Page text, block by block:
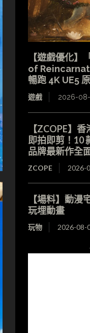
【遊戲優化
of
暢跑 4K UE5
遊戲 2026-
【ZCOPE】
即拍即剪！10
品牌最新作全
ZCOPE 2026-
【場料】動漫
玩埋動畫
玩物 2026-08-